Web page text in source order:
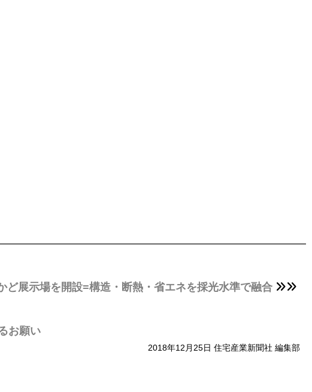
ど展示場を開設=構造・断熱・省エネを採光水準で融合
お願い
2018年12月25日 住宅産業新聞社 編集部